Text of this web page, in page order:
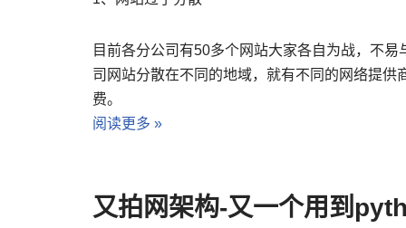
目前各分公司有50多个网站大家各自为战，不
司网站分散在不同的地域，就有不同的网络提
费。
阅读更多 »
又拍网架构-又一个用到